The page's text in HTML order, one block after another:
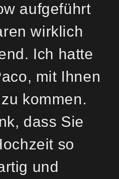
aufgeführt
wirklich
Ich hatte
mit Ihnen
kommen.
dass Sie
so
und